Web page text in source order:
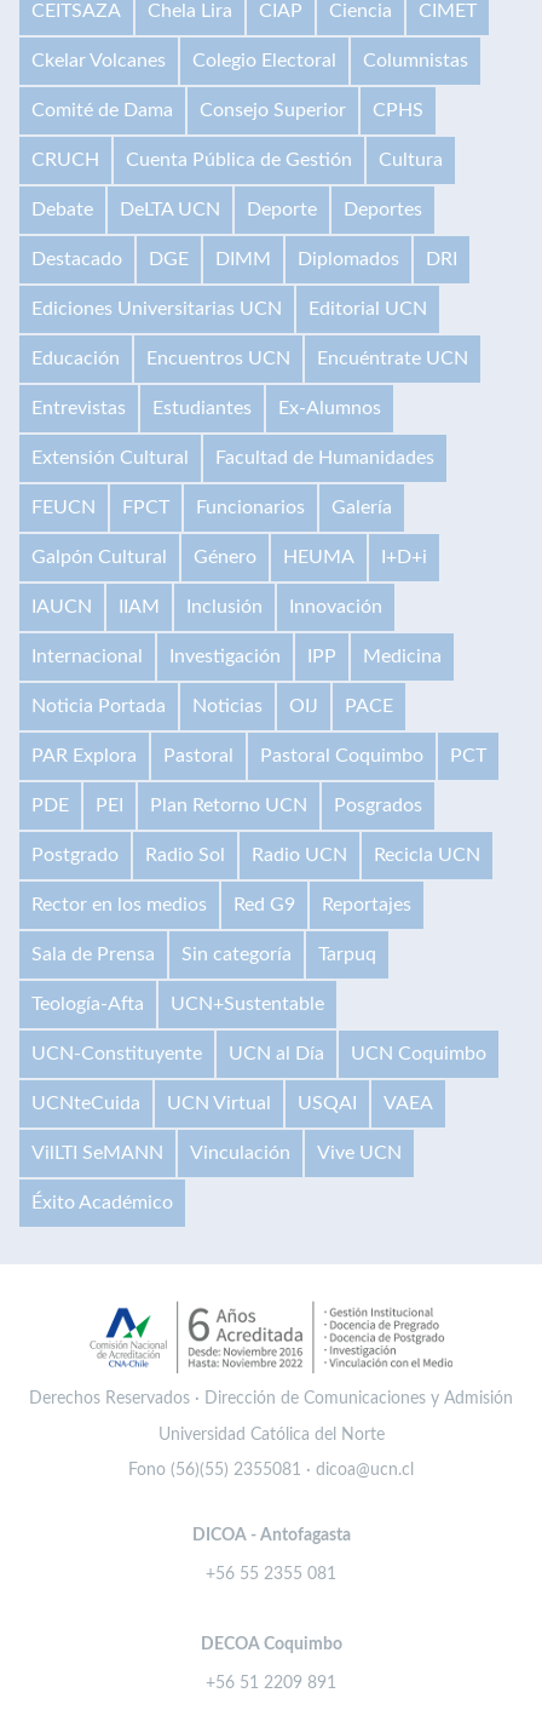
CEITSAZA Chela Lira CIAP Ciencia CIMET
Ckelar Volcanes Colegio Electoral Columnistas
Comité de Dama Consejo Superior CPHS
CRUCH Cuenta Pública de Gestión Cultura
Debate DeLTA UCN Deporte Deportes
Destacado DGE DIMM Diplomados DRI
Ediciones Universitarias UCN Editorial UCN
Educación Encuentros UCN Encuéntrate UCN
Entrevistas Estudiantes Ex-Alumnos
Extensión Cultural Facultad de Humanidades
FEUCN FPCT Funcionarios Galería
Galpón Cultural Género HEUMA I+D+i
IAUCN IIAM Inclusión Innovación
Internacional Investigación IPP Medicina
Noticia Portada Noticias OIJ PACE
PAR Explora Pastoral Pastoral Coquimbo PCT
PDE PEI Plan Retorno UCN Posgrados
Postgrado Radio Sol Radio UCN Recicla UCN
Rector en los medios Red G9 Reportajes
Sala de Prensa Sin categoría Tarpuq
Teología-Afta UCN+Sustentable
UCN-Constituyente UCN al Día UCN Coquimbo
UCNteCuida UCN Virtual USQAI VAEA
VilLTI SeMANN Vinculación Vive UCN
Éxito Académico
Derechos Reservados · Dirección de Comunicaciones y Admisión
Universidad Católica del Norte
Fono (56)(55) 2355081 · dicoa@ucn.cl
DICOA - Antofagasta
+56 55 2355 081
DECOA Coquimbo
+56 51 2209 891